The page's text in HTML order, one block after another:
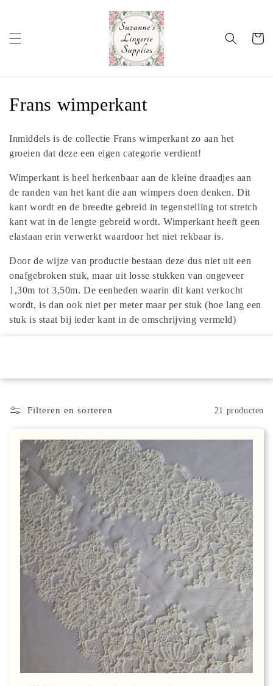
C
l
l
e
c
t
i
e
:
Frans wimperkant
Inmiddels is de collectie Frans wimperkant zo aan het
groeien dat deze een eigen categorie verdient!
Wimperkant is heel herkenbaar aan de kleine draadjes aan
de randen van het kant die aan wimpers doen denken. Dit
kant wordt en de breedte gebreid in tegenstelling tot stretch
kant wat in de lengte gebreid wordt. Wimperkant heeft geen
elastaan erin verwerkt waardoor het niet rekbaar is.
Door de wijze van productie bestaan deze dus niet uit een
onafgebroken stuk, maar uit losse stukken van ongeveer
1,30m tot 3,50m. De eenheden waarin dit kant verkocht
wordt, is dan ook niet per meter maar per stuk (hoe lang een
stuk is staat bij ieder kant in de omschrijving vermeld)
Filteren en sorteren 21 producten